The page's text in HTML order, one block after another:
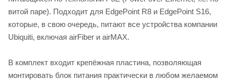
витой паре). Подходит для EdgePoint R8 и EdgePoint S16,
которые, в свою очередь, питают все устройства компании
Ubiquiti, включая airFiber и airMAX.
В комплект входит крепёжная пластина, позволяющая
монтировать блок питания практически в любом желаемом